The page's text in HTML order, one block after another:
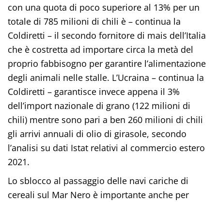
con una quota di poco superiore al 13% per un
totale di 785 milioni di chili è – continua la
Coldiretti – il secondo fornitore di mais dell’Italia
che è costretta ad importare circa la metà del
proprio fabbisogno per garantire l’alimentazione
degli animali nelle stalle. L’Ucraina – continua la
Coldiretti – garantisce invece appena il 3%
dell’import nazionale di grano (122 milioni di
chili) mentre sono pari a ben 260 milioni di chili
gli arrivi annuali di olio di girasole, secondo
l’analisi su dati Istat relativi al commercio estero
2021.
Lo sblocco al passaggio delle navi cariche di
cereali sul Mar Nero è importante anche per